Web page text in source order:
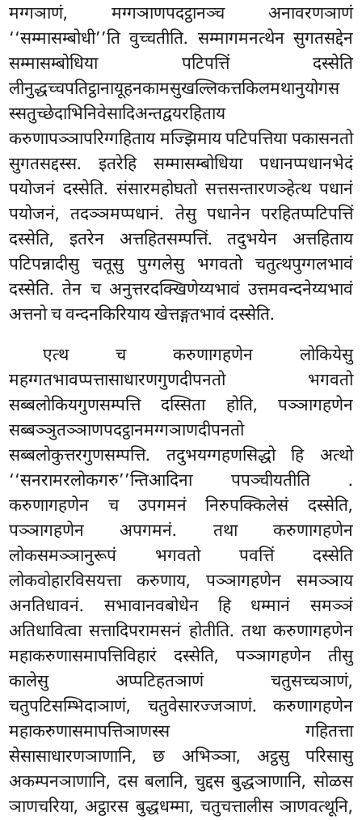
मग्गञाणं, मग्गञाणपदट्ठानञ्च अनावरणञाणं
‘‘सम्मासम्बोधी’’ति वुच्चतीति. सम्मागमनत्थेन सुगतसद्देन
सम्मासम्बोधिया पटिपत्तिं दस्सेति
लीनुद्धच्चपतिट्ठानायूहनकामसुखल्लिकत्तकिलमथानुयोगस
स्सतुच्छेदाभिनिवेसादिअन्तद्वयरहिताय
करुणापञ्ञापरिग्गहिताय मज्झिमाय पटिपत्तिया पकासनतो
सुगतसद्दस्स. इतरेहि सम्मासम्बोधिया पधानप्पधानभेदं
पयोजनं दस्सेति. संसारमहोघतो सत्तसन्तारणञ्हेत्थ पधानं
पयोजनं, तदञ्ञमप्पधानं. तेसु पधानेन परहितप्पटिपत्तिं
दस्सेति, इतरेन अत्तहितसम्पत्तिं. तदुभयेन अत्तहिताय
पटिपन्नादीसु चतूसु पुग्गलेसु भगवतो चतुत्थपुग्गलभावं
दस्सेति. तेन च अनुत्तरदक्खिणेय्यभावं उत्तमवन्दनेय्यभावं
अत्तनो च वन्दनकिरियाय खेत्तङ्गतभावं दस्सेति.
एत्थ च करुणागहणेन लोकियेसु
महग्गतभावप्पत्तासाधारणगुणदीपनतो भगवतो
सब्बलोकियगुणसम्पत्ति दस्सिता होति, पञ्ञागहणेन
सब्बञ्ञुतञ्ञाणपदट्ठानमग्गञाणदीपनतो
सब्बलोकुत्तरगुणसम्पत्ति. तदुभयग्गहणसिद्धो हि अत्थो
‘‘सनरामरलोकगरु’’न्तिआदिना पपञ्चीयतीति .
करुणागहणेन च उपगमनं निरुपक्किलेसं दस्सेति,
पञ्ञागहणेन अपगमनं. तथा करुणागहणेन
लोकसमञ्ञानुरूपं भगवतो पवत्तिं दस्सेति
लोकवोहारविसयत्ता करुणाय, पञ्ञागहणेन समञ्ञाय
अनतिधावनं. सभावानवबोधेन हि धम्मानं समञ्ञं
अतिधावित्वा सत्तादिपरामसनं होतीति. तथा करुणागहणेन
महाकरुणासमापत्तिविहारं दस्सेति, पञ्ञागहणेन तीसु
कालेसु अप्पटिहतञाणं चतुसच्चञाणं,
चतुपटिसम्भिदाञाणं, चतुवेसारज्जञाणं. करुणागहणेन
महाकरुणासमापत्तिञाणस्स गहितत्ता
सेसासाधारणञाणानि, छ अभिञ्ञा, अट्ठसु परिसासु
अकम्पनञाणानि, दस बलानि, चुद्दस बुद्धञाणानि, सोळस
ञाणचरिया, अट्ठारस बुद्धधम्मा, चतुचत्तालीस ञाणवत्थूनि,